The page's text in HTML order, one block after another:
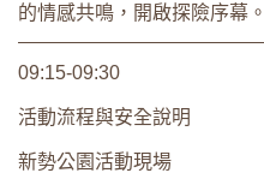
的情感共鳴，開啟探險序幕。
09:15-09:30
活動流程與安全說明
新勢公園活動現場